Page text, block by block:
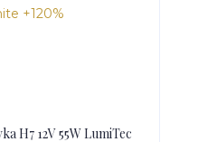
H7 12V 55W LumiTec